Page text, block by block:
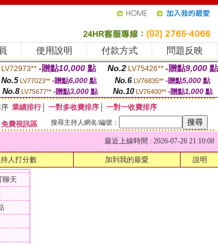
使用說明 付款方式 問題反映
LV72973** -贈點10,000 點 No.2 LV75426** -贈點9,000 點
No.5 LV77023** -贈點6,000點 No.6 LV76835** -贈點5,000點
No.8 LV75677** -贈點3,000點 No.10 LV76400** -贈點1,000 點
業績排行│ 一對多收費排序
一對一收費排序
免費視訊區 搜尋主持人網名/編號：
最近上線時間 : 2026-07-26 21:10:08
人打分數 加到我的最愛 說明
聊天